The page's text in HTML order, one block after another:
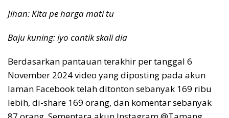
Jihan: Kita pe harga mati tu
Baju kuning: iyo cantik skali dia
Berdasarkan pantauan terakhir per tanggal 6
November 2024 video yang diposting pada akun
laman Facebook telah ditonton sebanyak 169 ribu
lebih, di-share 169 orang, dan komentar sebanyak